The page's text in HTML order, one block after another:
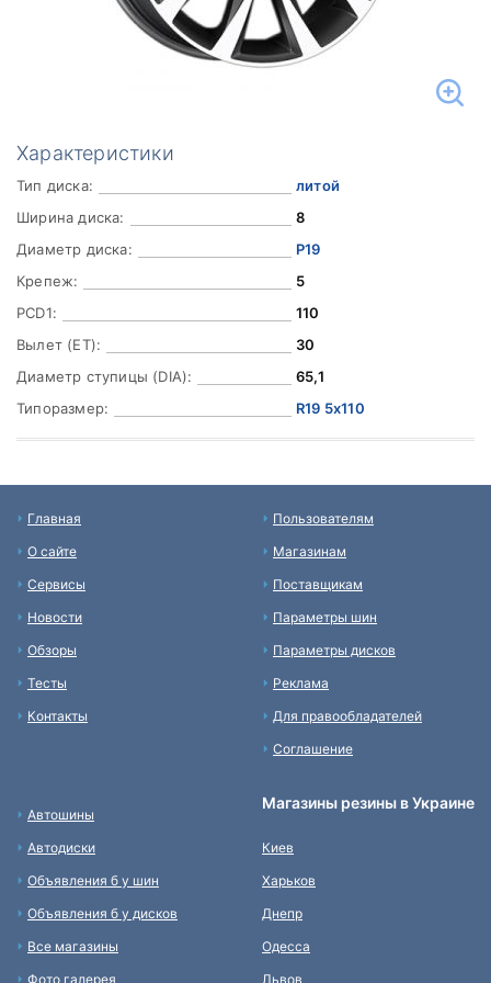
Характеристики
Тип диска:
литой
Ширина диска:
8
Диаметр диска:
Р19
Крепеж:
5
PCD1:
110
Вылет (ET):
30
Диаметр ступицы (DIA):
65,1
Типоразмер:
R19 5x110
Главная
О сайте
Сервисы
Новости
Обзоры
Тесты
Контакты
Пользователям
Магазинам
Поставщикам
Параметры шин
Параметры дисков
Реклама
Для правообладателей
Соглашение
Автошины
Автодиски
Объявления б у шин
Объявления б у дисков
Все магазины
Фото галерея
Магазины резины в Украине
Киев
Харьков
Днепр
Одесса
Львов